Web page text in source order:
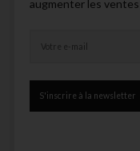
augmenter les ventes